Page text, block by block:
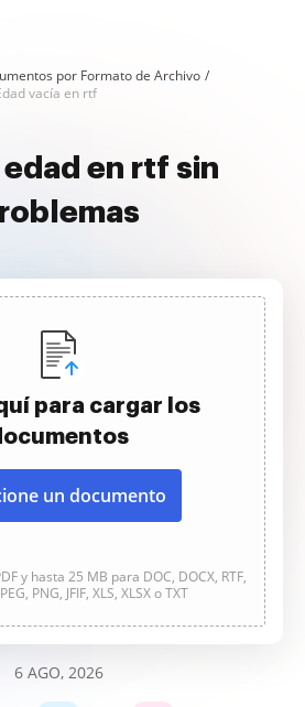
por Formato de Archivo
vacía en rtf
en rtf sin
para cargar los
un documento
y hasta 25 MB para DOC, DOCX, RTF,
PNG, JFIF, XLS, XLSX o TXT
6 AGO, 2026